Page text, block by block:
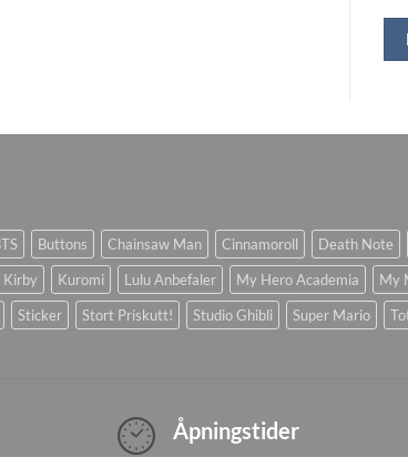
Buttons Chainsaw Man Cinnamoroll Death Note
Kirby Kuromi Lulu Anbefaler My Hero Academia My
Sticker Stort Priskutt! Studio Ghibli Super Mario
Åpningstider